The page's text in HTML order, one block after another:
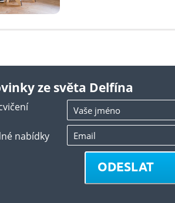
ze světa Delfína
nabídky
ODESLAT